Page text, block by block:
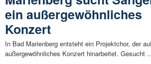
ein außergewöhnliches
Konzert
In Bad Marienberg entsteht ein Projektchor, der
außergewöhnliches Konzert hinarbeitet. Gesucht